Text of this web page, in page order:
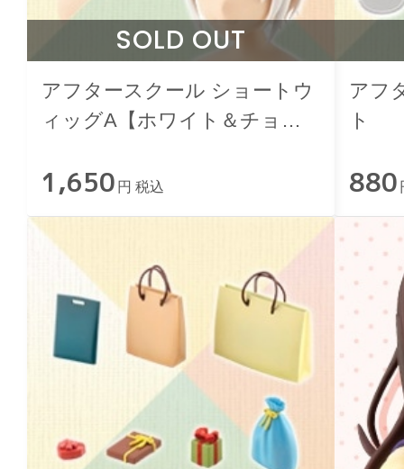
SOLD OUT
アフタースクール ショートウ
ィッグA【ホワイト＆チョコ
1,650 円 税込
アフ
ト
880